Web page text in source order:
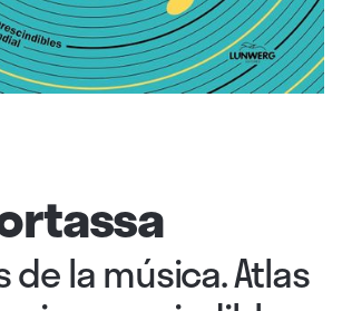
de la música. Atlas